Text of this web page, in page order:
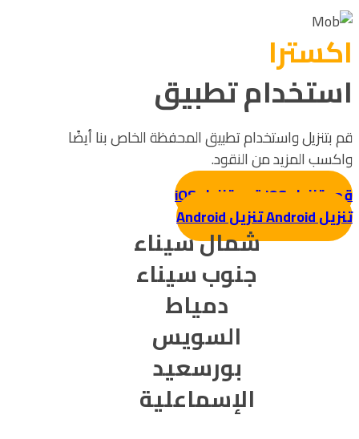
اکسترا
استخدام تطبيق
قم بتنزيل واستخدام تطبيق المحفظة الخاص بنا أيضًا
واكسب المزيد من النقود.
قم بتنزيل iOS
قم بتنزيل iOS
تنزيل Android
تنزيل Android
شمال سيناء
جنوب سيناء
دمياط
السويس
بورسعيد
الإسماعلية